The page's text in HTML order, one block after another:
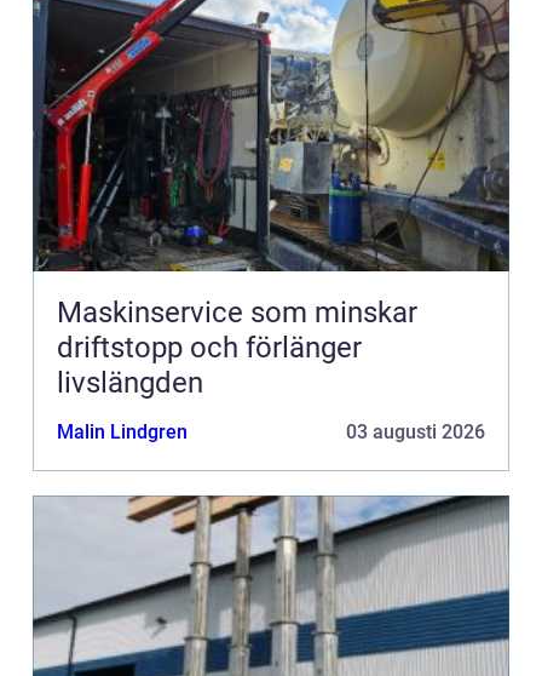
Maskinservice som minskar
driftstopp och förlänger
livslängden
Malin Lindgren 03 augusti 2026